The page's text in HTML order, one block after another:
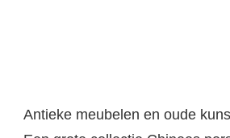
Antieke meubelen en oude